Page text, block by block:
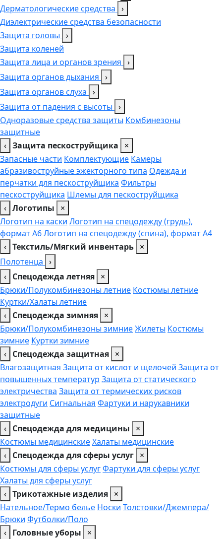
Дерматологические средства ›
Диэлектрические средства безопасности
Защита головы ›
Защита коленей
Защита лица и органов зрения ›
Защита органов дыхания ›
Защита органов слуха ›
Защита от падения с высоты ›
Одноразовые средства защиты Комбинезоны
защитные
‹ Защита пескоструйщика
×
Запасные части Комплектующие Камеры
абразивоструйные эжекторного типа Одежда и
перчатки для пескоструйщика Фильтры
пескоструйщика Шлемы для пескоструйщика
‹ Логотипы
×
Логотип на каски Логотип на спецодежду (грудь),
формат А6Логотип на спецодежду (спина), формат А4
‹ Текстиль/Мягкий инвентарь ×
Полотенца ›
‹ Спецодежда летняя ×
Брюки/Полукомбинезоны летние Костюмы летние
Куртки/Халаты летние
‹ Спецодежда зимняя ×
Брюки/Полукомбинезоны зимниеЖилеты Костюмы
зимние Куртки зимние
‹ Спецодежда защитная ×
Влагозащитная Защита от кислот и щелочей Защита от
повышенных температур Защита от статического
электричества Защита от термических рисков
электродуги Сигнальная Фартуки и нарукавники
защитные
‹ Спецодежда для медицины
×
Костюмы медицинскиеХалаты медицинские
‹ Спецодежда для сферы услуг ×
Костюмы для сферы услугФартуки для сферы услуг
Халаты для сферы услуг
‹ Трикотажные изделия ×
Нательное/Термо белье Носки Толстовки/Джемпера/
Брюки Футболки/Поло
‹ Головные уборы
×